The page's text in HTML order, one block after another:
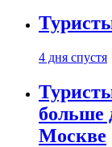
4 дня спустя
больше
Москве